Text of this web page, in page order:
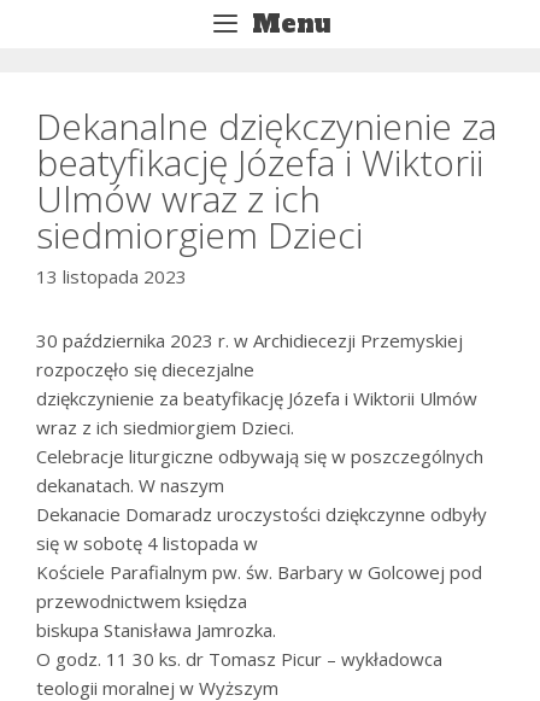
Menu
Dekanalne dziękczynienie za
beatyfikację Józefa i Wiktorii
Ulmów wraz z ich
siedmiorgiem Dzieci
13 listopada 2023
30 października 2023 r. w Archidiecezji Przemyskiej
rozpoczęło się diecezjalne
dziękczynienie za beatyfikację Józefa i Wiktorii Ulmów
wraz z ich siedmiorgiem Dzieci.
Celebracje liturgiczne odbywają się w poszczególnych
dekanatach. W naszym
Dekanacie Domaradz uroczystości dziękczynne odbyły
się w sobotę 4 listopada w
Kościele Parafialnym pw. św. Barbary w Golcowej pod
przewodnictwem księdza
biskupa Stanisława Jamrozka.
O godz. 11 30 ks. dr Tomasz Picur – wykładowca
teologii moralnej w Wyższym